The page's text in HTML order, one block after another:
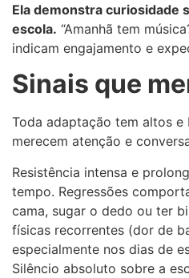
Ela demonstra curiosidade
escola. “Amanhã tem
indicam engajamento e
Sinais que
Toda adaptação tem altos e
merecem atenção e
Resistência intensa e
tempo. Regressões
cama, sugar o dedo ou ter
físicas recorrentes (dor de
especialmente nos dias de
Silêncio absoluto sobre a